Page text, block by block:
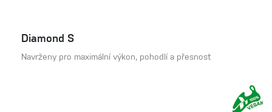
Diamond S
Navrženy pro maximální výkon, pohodlí a přesnost